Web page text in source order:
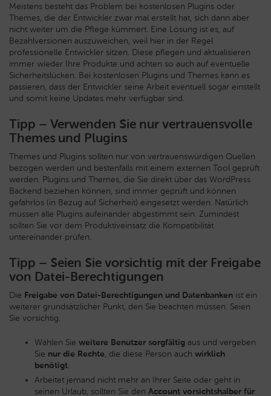
Meistens besteht das Problem bei kostenlosen Plugins oder
Themes, die der Entwickler zwar mal erstellt hat, sich dann aber
nicht weiter um die Pflege kümmert. Eine Lösung ist es, auf
Bezahlversionen auszuweichen, weil hier in der Regel
professionelle Entwickler sitzen. Diese pflegen und aktualisieren
immer wieder Ihre Produkte und achten so auch auf eventuelle
Sicherheitslücken. Bei kostenlosen Plugins und Themes kann es
passieren, dass der Entwickler seine Arbeit eventuell sogar einstellt
und somit keine Updates mehr verfügbar sind.
Tipp – Verwenden Sie nur vertrauensvolle
Themes und Plugins
Themes und Plugins sollten nur von vertrauenswürdigen Quellen
bezogen werden und bestenfalls mit einem externen Tool geprüft
werden. Plugins und Themes, die Sie direkt über das WordPress
Backend beziehen können, sind immer geprüft und können
gefahrlos (in Bezug auf Sicherheit) eingesetzt werden. Natürlich
müssen alle Plugins aufeinander abgestimmt sein. Zumindest
sollten Sie vor dem Produktiveinsatz die Kompatibilität
untereinander prüfen.
Tipp – Seien Sie vorsichtig mit der Freigabe
von Datei-Berechtigungen
Die Freigabe von Datei-Berechtigungen und Datenbanken ist ein
weiterer grundsätzlicher Punkt, den Sie beachten müssen. Seien
Sie vorsichtig.
Wählen Sie weitere Benutzer sorgfältig aus und vergeben
Sie nur die Rechte, die diese Person auch wirklich
benötigt.
Arbeitet jemand nicht mehr an Ihrer Seite oder geht in
seinen Urlaub, sollten Sie den Account vorsichtshalber für